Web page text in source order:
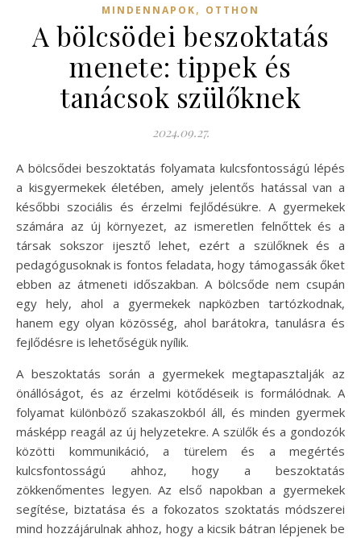
MINDENNAPOK, OTTHON
A bölcsödei beszoktatás
menete: tippek és
tanácsok szülőknek
2024.09.27.
A bölcsődei beszoktatás folyamata kulcsfontosságú lépés
a kisgyermekek életében, amely jelentős hatással van a
későbbi szociális és érzelmi fejlődésükre. A gyermekek
számára az új környezet, az ismeretlen felnőttek és a
társak sokszor ijesztő lehet, ezért a szülőknek és a
pedagógusoknak is fontos feladata, hogy támogassák őket
ebben az átmeneti időszakban. A bölcsőde nem csupán
egy hely, ahol a gyermekek napközben tartózkodnak,
hanem egy olyan közösség, ahol barátokra, tanulásra és
fejlődésre is lehetőségük nyílik.
A beszoktatás során a gyermekek megtapasztalják az
önállóságot, és az érzelmi kötődéseik is formálódnak. A
folyamat különböző szakaszokból áll, és minden gyermek
másképp reagál az új helyzetekre. A szülők és a gondozók
közötti kommunikáció, a türelem és a megértés
kulcsfontosságú ahhoz, hogy a beszoktatás
zökkenőmentes legyen. Az első napokban a gyermekek
segítése, biztatása és a fokozatos szoktatás módszerei
mind hozzájárulnak ahhoz, hogy a kicsik bátran lépjenek be